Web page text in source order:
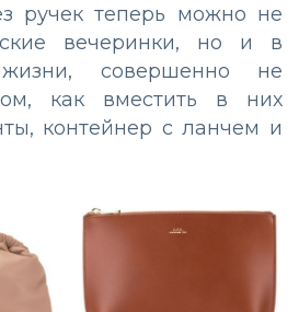
ручек теперь можно не
вечеринки, но и в
жизни, совершенно не
как вместить в них
контейнер с ланчем и